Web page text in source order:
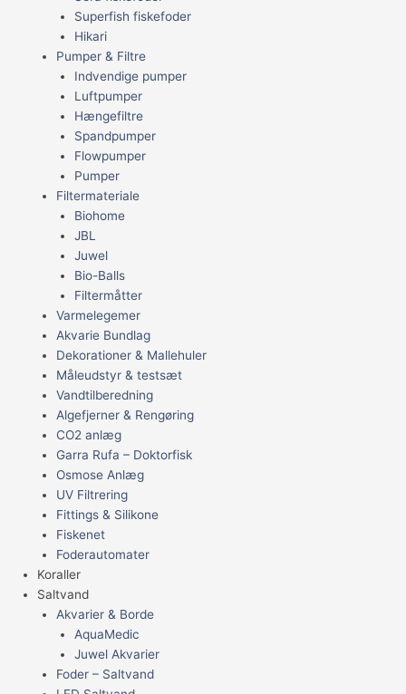
Superfish fiskefoder
Hikari
Pumper & Filtre
Indvendige pumper
Luftpumper
Hængefiltre
Spandpumper
Flowpumper
Pumper
Filtermateriale
Biohome
JBL
Juwel
Bio-Balls
Filtermåtter
Varmelegemer
Akvarie Bundlag
Dekorationer & Mallehuler
Måleudstyr & testsæt
Vandtilberedning
Algefjerner & Rengøring
CO2 anlæg
Garra Rufa – Doktorfisk
Osmose Anlæg
UV Filtrering
Fittings & Silikone
Fiskenet
Foderautomater
Koraller
Saltvand
Akvarier & Borde
AquaMedic
Juwel Akvarier
Foder – Saltvand